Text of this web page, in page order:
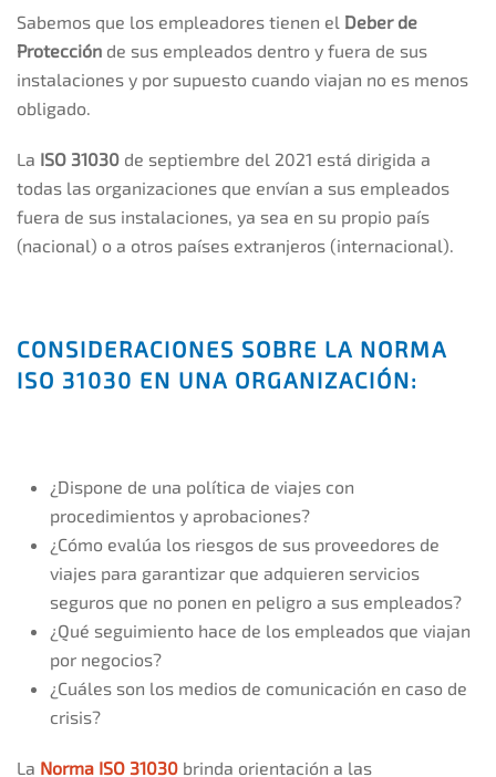
Sabemos que los empleadores tienen el Deber de
Protección de sus empleados dentro y fuera de sus
instalaciones y por supuesto cuando viajan no es menos
obligado.
La ISO 31030 de septiembre del 2021 está dirigida a
todas las organizaciones que envían a sus empleados
fuera de sus instalaciones, ya sea en su propio país
(nacional) o a otros países extranjeros (internacional).
CONSIDERACIONES SOBRE LA NORMA
ISO 31030 EN UNA ORGANIZACIÓN:
¿Dispone de una política de viajes con
procedimientos y aprobaciones?
¿Cómo evalúa los riesgos de sus proveedores de
viajes para garantizar que adquieren servicios
seguros que no ponen en peligro a sus empleados?
¿Qué seguimiento hace de los empleados que viajan
por negocios?
¿Cuáles son los medios de comunicación en caso de
crisis?
La Norma ISO 31030 brinda orientación a las